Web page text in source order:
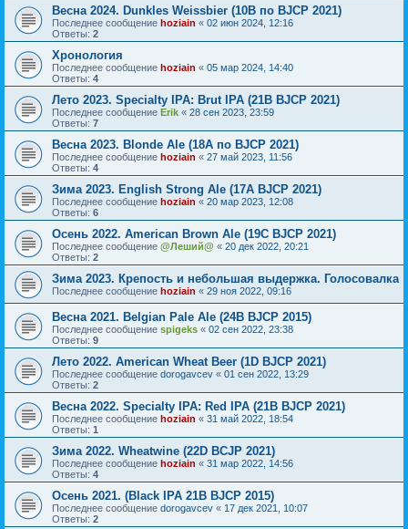
Весна 2024. Dunkles Weissbier (10B по BJCP 2021)
Последнее сообщение hoziain « 02 июн 2024, 12:16
Ответы: 2
Хронология
Последнее сообщение hoziain « 05 мар 2024, 14:40
Ответы: 4
Лето 2023. Specialty IPA: Brut IPA (21B BJCP 2021)
Последнее сообщение Erik « 28 сен 2023, 23:59
Ответы: 7
Весна 2023. Blonde Ale (18A по BJCP 2021)
Последнее сообщение hoziain « 27 май 2023, 11:56
Ответы: 4
Зима 2023. English Strong Ale (17A BJCP 2021)
Последнее сообщение hoziain « 20 мар 2023, 12:08
Ответы: 6
Осень 2022. American Brown Ale (19С BJCP 2021)
Последнее сообщение @Леший@ « 20 дек 2022, 20:21
Ответы: 2
Зима 2023. Крепость и небольшая выдержка. Голосовалка
Последнее сообщение hoziain « 29 ноя 2022, 09:16
Весна 2021. Belgian Pale Ale (24B BJCP 2015)
Последнее сообщение spigeks « 02 сен 2022, 23:38
Ответы: 9
Лето 2022. American Wheat Beer (1D BJCP 2021)
Последнее сообщение dorogavcev « 01 сен 2022, 13:29
Ответы: 2
Весна 2022. Specialty IPA: Red IPA (21B BJCP 2021)
Последнее сообщение hoziain « 31 май 2022, 18:54
Ответы: 1
Зима 2022. Wheatwine (22D BCJP 2021)
Последнее сообщение hoziain « 31 мар 2022, 14:56
Ответы: 4
Осень 2021. (Black IPA 21B BJCP 2015)
Последнее сообщение dorogavcev « 17 дек 2021, 10:07
Ответы: 2